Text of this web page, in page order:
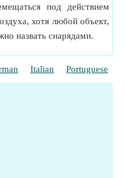
под действием
хотя любой объект,
назвать снарядами.
Italian Portuguese